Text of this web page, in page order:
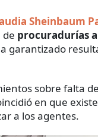
Sheinbaum
de procuradurías
garantizado
sobre falta
en que
a los agentes.